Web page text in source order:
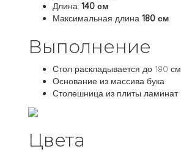
Длина: 140 см
Максимальная длина 180 см
Выполнение
Стол раскладывается до 180 см
Основание из массива бука
Столешница из плиты ламинат
Цвета